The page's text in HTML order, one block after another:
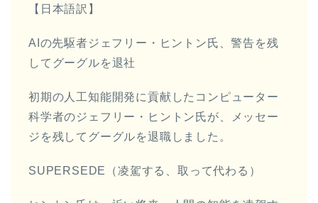
【日本語訳】
AIの先駆者ジェフリー・ヒントン氏、警告を残
してグーグルを退社
初期の人工知能開発に貢献したコンピューター
科学者のジェフリー・ヒントン氏が、メッセー
ジを残してグーグルを退職しました。
SUPERSEDE（凌駕する、取って代わる）